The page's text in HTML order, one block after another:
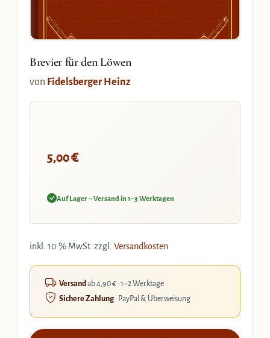
Brevier für den Löwen
von Fidelsberger Heinz
5,00€
Auf Lager – Versand in 1–3 Werktagen
inkl. 10 % MwSt. zzgl. Versandkosten
Versandab 4,90 € · 1–2 Werktage
Sichere Zahlung· PayPal & Überweisung